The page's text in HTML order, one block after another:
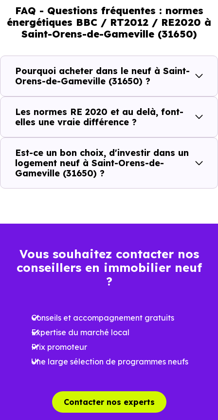
immobilier, en valorisant les biens les plus performants.
En résumé :
Normes énergétiques de
l’immobilier neuf
BBC, RT2012, RE2020
Isolations thermiques
et phoniques
Économies
luminosité
…
Performances
réduit
FAQ - Questions fréquentes : normes
énergétiques BBC / RT2012 / RE2020 à
Saint-Orens-de-Gameville (31650)
Pourquoi acheter dans le neuf à Saint-
Orens-de-Gameville (31650) ?
Les normes RE 2020 et au delà, font-
elles une vraie différence ?
Est-ce un bon choix, d'investir dans un
logement neuf à Saint-Orens-de-
Gameville (31650) ?
Vous souhaitez contacter nos
conseillers en immobilier neuf
?
Conseils et accompagnement gratuits
Expertise du marché local
Prix promoteur
Une large sélection de programmes neufs
Contacter nos experts